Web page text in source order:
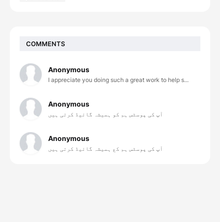
COMMENTS
Anonymous
I appreciate you doing such a great work to help s...
Anonymous
آپ کی پوسٹس ہم کو ہمیشہ گائیڈ کرتی ہیں
Anonymous
آپ کی پوسٹس ہم کع ہمیشہ گائیڈ کرتی ہیں